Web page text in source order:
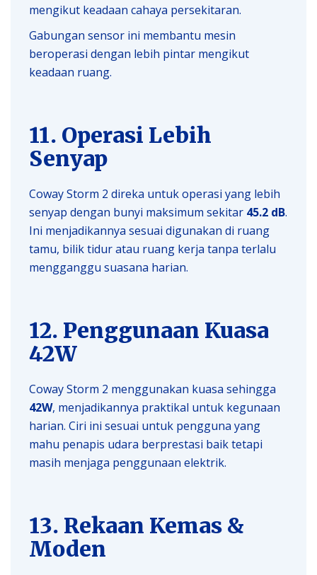
mengikut keadaan cahaya persekitaran.
Gabungan sensor ini membantu mesin
beroperasi dengan lebih pintar mengikut
keadaan ruang.
11. Operasi Lebih
Senyap
Coway Storm 2 direka untuk operasi yang lebih
senyap dengan bunyi maksimum sekitar 45.2 dB.
Ini menjadikannya sesuai digunakan di ruang
tamu, bilik tidur atau ruang kerja tanpa terlalu
mengganggu suasana harian.
12. Penggunaan Kuasa
42W
Coway Storm 2 menggunakan kuasa sehingga
42W, menjadikannya praktikal untuk kegunaan
harian. Ciri ini sesuai untuk pengguna yang
mahu penapis udara berprestasi baik tetapi
masih menjaga penggunaan elektrik.
13. Rekaan Kemas &
Moden